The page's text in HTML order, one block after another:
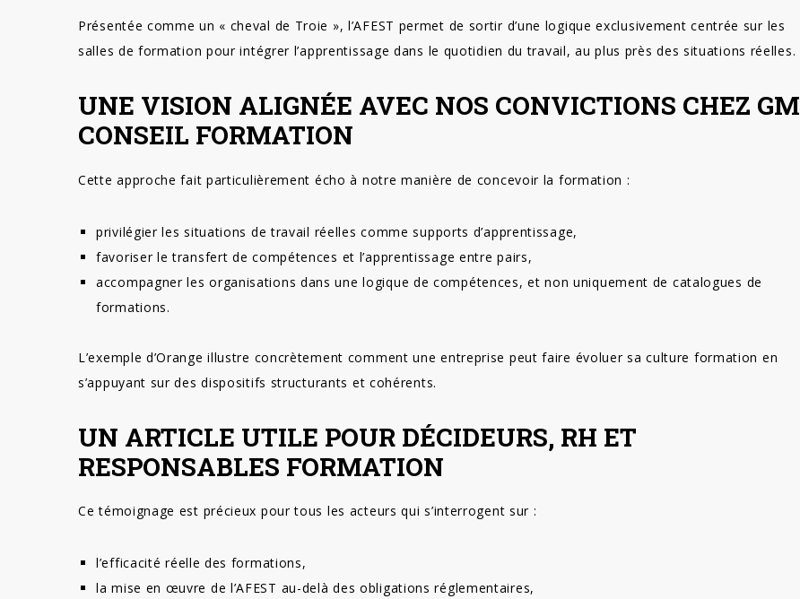
Présentée comme un « cheval de Troie », l’AFEST permet de sortir d’une logique exclusivement centrée sur les
salles de formation pour intégrer l’apprentissage dans le quotidien du travail, au plus près des situations réelles.
UNE VISION ALIGNÉE AVEC NOS CONVICTIONS CHEZ GM
CONSEIL FORMATION
Cette approche fait particulièrement écho à notre manière de concevoir la formation :
privilégier les situations de travail réelles comme supports d’apprentissage,
favoriser le transfert de compétences et l’apprentissage entre pairs,
accompagner les organisations dans une logique de compétences, et non uniquement de catalogues de
formations.
L’exemple d’Orange illustre concrètement comment une entreprise peut faire évoluer sa culture formation en
s’appuyant sur des dispositifs structurants et cohérents.
UN ARTICLE UTILE POUR DÉCIDEURS, RH ET
RESPONSABLES FORMATION
Ce témoignage est précieux pour tous les acteurs qui s’interrogent sur :
l’efficacité réelle des formations,
la mise en œuvre de l’AFEST au-delà des obligations réglementaires,